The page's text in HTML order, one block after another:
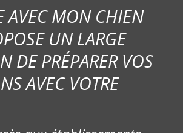
AVEC MON CHIEN
UN LARGE
DE PRÉPARER VOS
AVEC VOTRE